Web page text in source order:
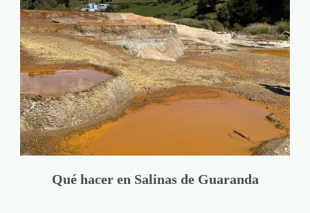
Qué hacer en Salinas de Guaranda